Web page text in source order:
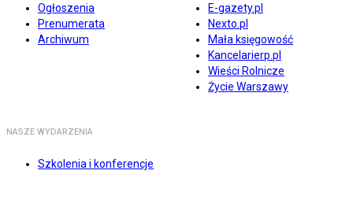
Ogłoszenia
Prenumerata
Archiwum
E-gazety.pl
Nexto.pl
Mała księgowość
Kancelarierp.pl
Wieści Rolnicze
Życie Warszawy
NASZE WYDARZENIA
Szkolenia i konferencje